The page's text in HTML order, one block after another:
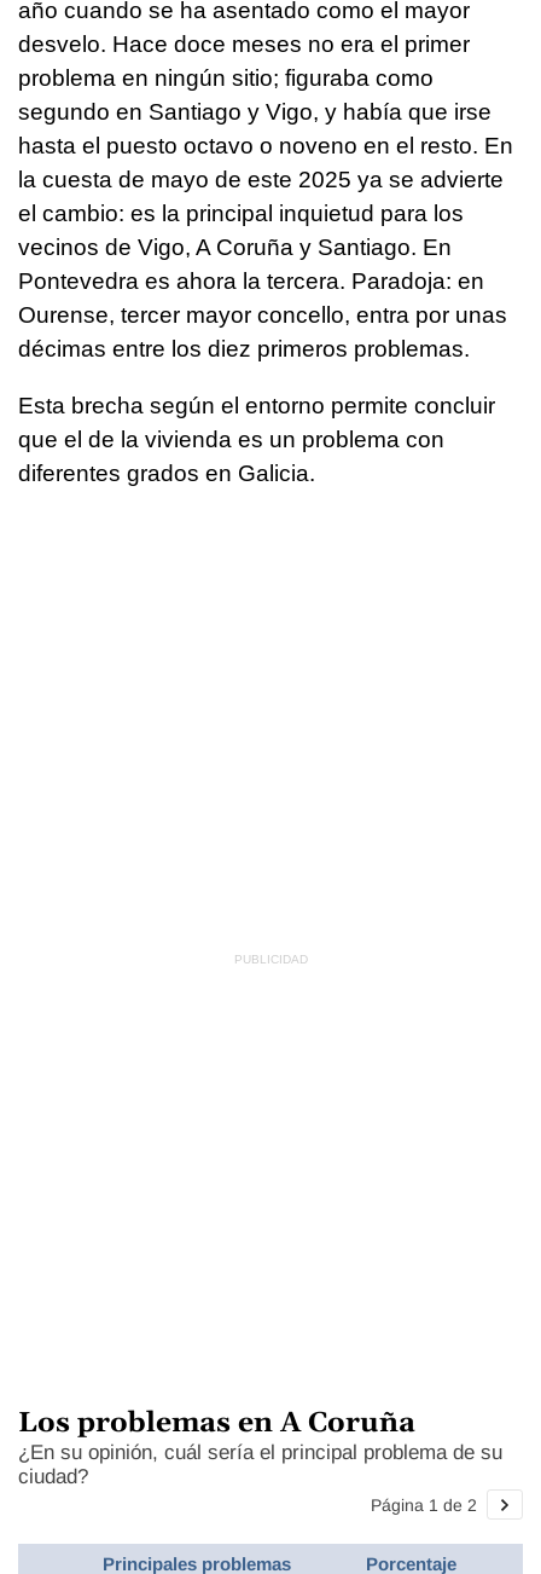
año cuando se ha asentado como el mayor
desvelo. Hace doce meses no era el primer
problema en ningún sitio; figuraba como
segundo en Santiago y Vigo, y había que irse
hasta el puesto octavo o noveno en el resto. En
la cuesta de mayo de este 2025 ya se advierte
el cambio: es la principal inquietud para los
vecinos de Vigo, A Coruña y Santiago. En
Pontevedra es ahora la tercera. Paradoja: en
Ourense, tercer mayor concello, entra por unas
décimas entre los diez primeros problemas.
Esta brecha según el entorno permite concluir
que el de la vivienda es un problema con
diferentes grados en Galicia.